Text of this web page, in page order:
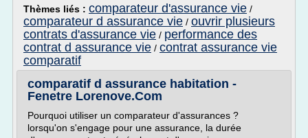
Thèmes liés : comparateur d'assurance vie /
comparateur d assurance vie / ouvrir plusieurs
contrats d'assurance vie / performance des
contrat d assurance vie / contrat assurance vie
comparatif
comparatif d assurance habitation -
Fenetre Lorenove.Com
Pourquoi utiliser un comparateur d'assurances ?
lorsqu'on s'engage pour une assurance, la durée